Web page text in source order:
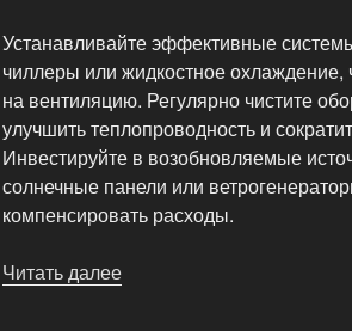
Устанавливайте эффективные
чиллеры или жидкостное охлаждение,
на вентиляцию. Регулярно чистите
улучшить теплопроводность и
Инвестируйте в возобновляемые
солнечные панели или
компенсировать расходы.
Читать далее